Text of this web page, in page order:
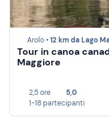
Arolo •12 km da Lago
Tour in canoa
Maggiore
2,5 ore
5,0
1-18 partecipanti